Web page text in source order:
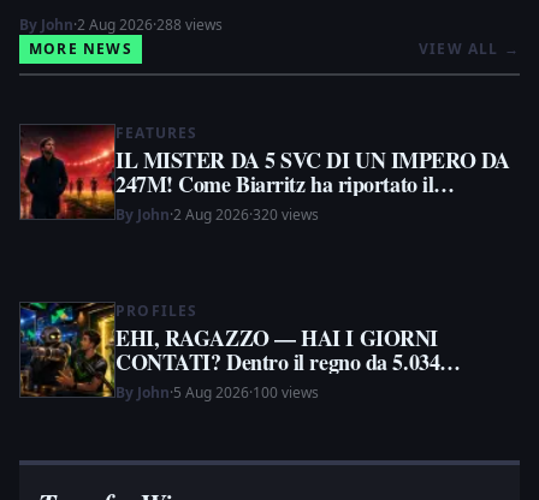
massima serie. I suoi numeri evidenziano flessibilità tattica,
prudenza sul mercato e una predilezione per la costruzione
silenziosa.
By John·2 Aug 2026·288 views
MORE NEWS
VIEW ALL →
FEATURES
IL MISTER DA 5 SVC DI UN IMPERO DA
247M! Come Biarritz ha riportato il
Liverpool in corsa
By John·2 Aug 2026·320 views
PROFILES
EHI, RAGAZZO — HAI I GIORNI
CONTATI? Dentro il regno da 5.034
messaggi di Skez
By John·5 Aug 2026·100 views